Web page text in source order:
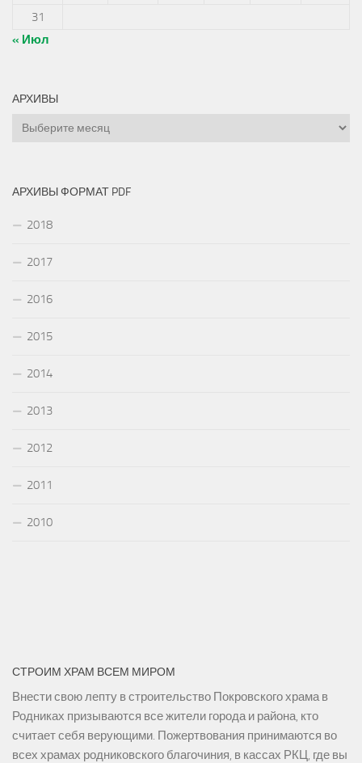
31
« Июл
АРХИВЫ
Архивы
АРХИВЫ ФОРМАТ PDF
2018
2017
2016
2015
2014
2013
2012
2011
2010
СТРОИМ ХРАМ ВСЕМ МИРОМ
Внести свою лепту в строительство Покровского храма в
Родниках призываются все жители города и района, кто
считает себя верующими. Пожертвования принимаются во
всех храмах родниковского благочиния, в кассах РКЦ, где вы